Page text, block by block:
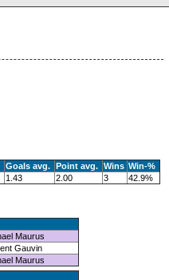
Goals avg. Point avg. Wins Win-%
1.43 2.00 3 42.9%
Maurus
Gauvin
Maurus